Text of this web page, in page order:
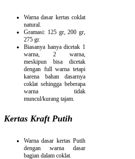
Warna dasar kertas coklat
natural.
Gramasi: 125 gr, 200 gr,
275 gr.
Biasanya hanya dicetak 1
warna, 2 warna,
meskipun bisa dicetak
dengan full warna tetapi
karena bahan dasarnya
coklat sehingga beberapa
warna tidak
muncul/kurang tajam.
Kertas Kraft Putih
Warna dasar kertas Putih
dengan warna dasar
bagian dalam coklat.